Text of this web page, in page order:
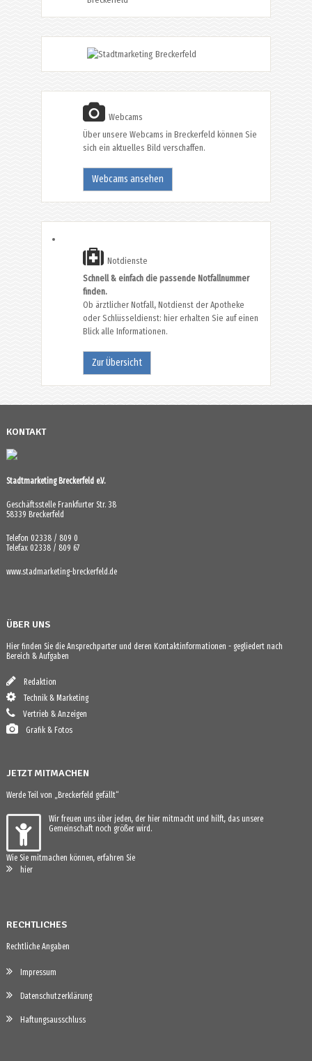
Webcams
Über unsere Webcams in Breckerfeld können Sie
sich ein aktuelles Bild verschaffen.
Webcams ansehen
Notdienste
Schnell & einfach die passende Notfallnummer
finden.
Ob ärztlicher Notfall, Notdienst der Apotheke
oder Schlüsseldienst: hier erhalten Sie auf einen
Blick alle Informationen.
Zur Übersicht
KONTAKT
Stadtmarketing Breckerfeld e.V.
Geschäftsstelle Frankfurter Str. 38
58339 Breckerfeld
Telefon 02338 / 809 0
Telefax 02338 / 809 67
www.stadmarketing-breckerfeld.de
ÜBER UNS
Hier finden Sie die Ansprechparter und deren Kontaktinformationen - gegliedert nach
Bereich & Aufgaben
Redaktion
Technik & Marketing
Vertrieb & Anzeigen
Grafik & Fotos
JETZT MITMACHEN
Werde Teil von „Breckerfeld gefällt“
Wir freuen uns über jeden, der hier mitmacht und hilft, das unsere
Gemeinschaft noch größer wird.
Wie Sie mitmachen können, erfahren Sie
hier
RECHTLICHES
Rechtliche Angaben
Impressum
Datenschutzerklärung
Haftungsausschluss